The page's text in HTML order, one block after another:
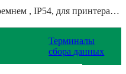
Защитный чехол с наплечным ремнем , IP54, для принтера Alpha-3R, 98-0480018-10LF
Терминалы
сбора данных